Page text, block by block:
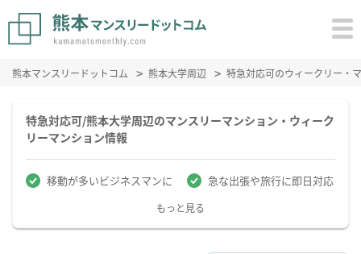
熊本マンスリードットコム 熊本大学周辺 特急対応可のウィークリー・
特急対応可/熊本大学周辺のマンスリーマンション・ウィーク
リーマンション情報
移動が多いビジネスマンに 急な出張や旅行に即日対応
もっと見る